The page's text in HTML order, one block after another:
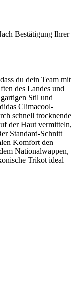
Bestätigung Ihrer
du dein Team mit
des Landes und
Stil und
Climacool-
schnell trocknende
der Haut vermitteln,
Standard-Schnitt
Komfort den
Nationalwappen,
Trikot ideal